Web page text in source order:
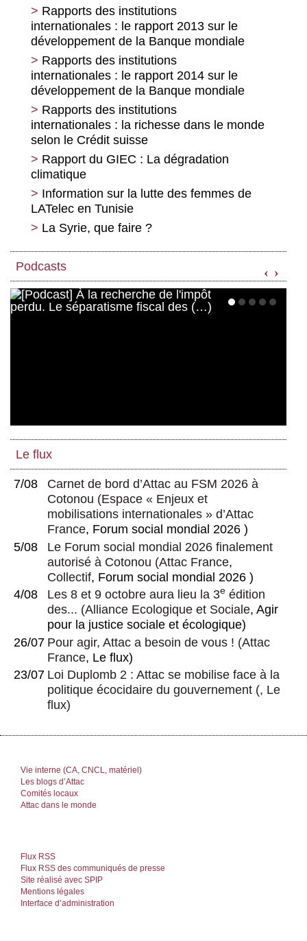
de la « solidarité active »
Revenir à la société : la question du
revenu inconditionel
À l’offensive pour un autre travail grâce
au salaire à vie
Du développement social à la protection
sociale : quel progrès ?
Autour de la protection sociale, de quoi
parle-t-on ?
Rapports des institutions
internationales : le rapport 2013 sur le
développement de la Banque mondiale
Rapports des institutions
internationales : le rapport 2014 sur le
développement de la Banque mondiale
Rapports des institutions
internationales : la richesse dans le monde
selon le Crédit suisse
Rapport du GIEC : La dégradation
climatique
Information sur la lutte des femmes de
LATelec en Tunisie
La Syrie, que faire ?
Podcasts ‹ ›
Le flux
7/08
Carnet de bord d’Attac au FSM 2026 à
Cotonou (Espace « Enjeux et
mobilisations internationales » d’Attac
France, Forum social mondial 2026 )
5/08
Le Forum social mondial 2026 finalement
autorisé à Cotonou (Attac France,
Collectif, Forum social mondial 2026 )
4/08
Les 8 et 9 octobre aura lieu la 3e édition
des... (Alliance Ecologique et Sociale, Agir
pour la justice sociale et écologique)
26/07 Pour agir, Attac a besoin de vous ! (Attac
France, Le flux)
23/07 Loi Duplomb 2 : Attac se mobilise face à la
politique écocidaire du gouvernement (, Le
flux)
Vie interne (CA, CNCL, matériel)
Les blogs d’Attac
Comités locaux
Attac dans le monde
Flux RSS
Flux RSS des communiqués de presse
Site réalisé avec SPIP
Mentions légales
Interface d’administration